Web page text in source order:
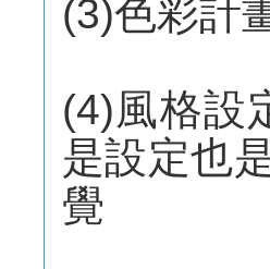
(3)色彩計
(4)風格設
是設定也
覺